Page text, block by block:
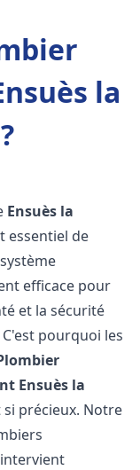
la
Ensuès la
essentiel de
efficace pour
et la sécurité
pourquoi les
Ensuès la
précieux. Notre